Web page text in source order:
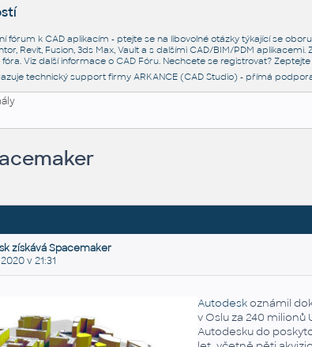
fórum k CAD aplikacím - ptejte se na libovolné otázky týkající se
Revit, Fusion, 3ds Max, Vault a s dalšími CAD/BIM/PDM
Viz další informace o CAD Fóru. Nechcete se registrovat?
technický support firmy ARKANCE (CAD Studio) - přímá
získává Spacemaker
v 21:31
Au­to­de­skozná­mil
v Oslu za 240
Au­to­de­s­ku do